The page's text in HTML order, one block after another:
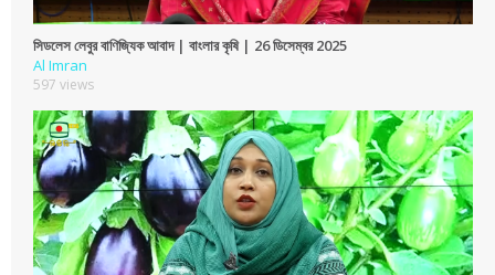
সিডলেস লেবুর বাণিজ্যিক আবাদ | বাংলার কৃষি | 26 ডিসেম্বর 2025
Al Imran
597 views